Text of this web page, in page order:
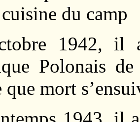
du camp
1942, il
Polonais
que mort